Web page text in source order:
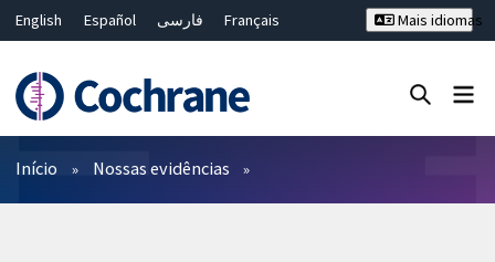
English Español فارسی
Français
Bahasa Malaysia
ไทย 繁體中文
Mais idiomas
Filtros
Início Nossas evidências